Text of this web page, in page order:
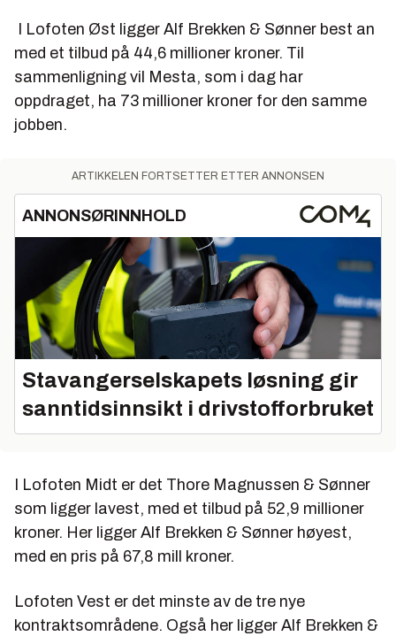
Lofoten Vest
1. Alf Brekken & Sønner AS 26.240.910,-
2. Ståle Holdahl Maskin og Transport AS
27.281.467,-
3. Mesta AS 38.399.382,-
6. Thore Magnussen & Sønn AS 29.868.222,-
Brøytestikker - hele området
1. Trygve Martinsen & Sønn AS 5.175.833,-
2. Thore Magnussen & Sønn AS 5.843.229,-
3. Mesta AS 4.696.971,66
4. Stenhaug Transport AS 10.210.800,-
5. Alf Brekken & Sønner AS (tilbud avvist)
3.469.379,-
6. Ståle Holdahl Maskin og Transport AS
7.526.200,-
I Lofoten Øst ligger Alf Brekken & Sønner best an
med et tilbud på 44,6 millioner kroner. Til
sammenligning vil Mesta, som i dag har
oppdraget, ha 73 millioner kroner for den samme
jobben.
ARTIKKELEN FORTSETTER ETTER ANNONSEN
ANNONSØRINNHOLD
Stavangerselskapets løsning gir
sanntidsinnsikt i drivstofforbruket
I Lofoten Midt er det Thore Magnussen & Sønner
som ligger lavest, med et tilbud på 52,9 millioner
kroner. Her ligger Alf Brekken & Sønner høyest,
med en pris på 67,8 mill kroner.
Lofoten Vest er det minste av de tre nye
kontraktsområdene. Også her ligger Alf Brekken &